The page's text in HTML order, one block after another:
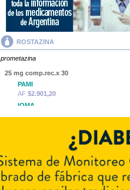
ROSTAZINA
prometazina
25 mg comp.rec.x 30
PAMI
AF $2.901,20
IOMA
ROSTAZINA contiene prometazina
Antihistamínico. Es producido por